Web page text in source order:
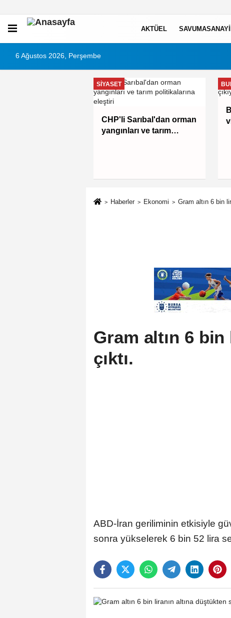
AKTÜEL
6 Ağustos 2026, Perşembe
SIYASET
CHP'li Sarıbal'dan orman
yangınları ve tarım
Haberler Ekonomi Gram altın 6 bin
Gram altın 6
çıktı.
ABD-İran geriliminin etkisiyle
sonra yükselerek 6 bin 52 lira